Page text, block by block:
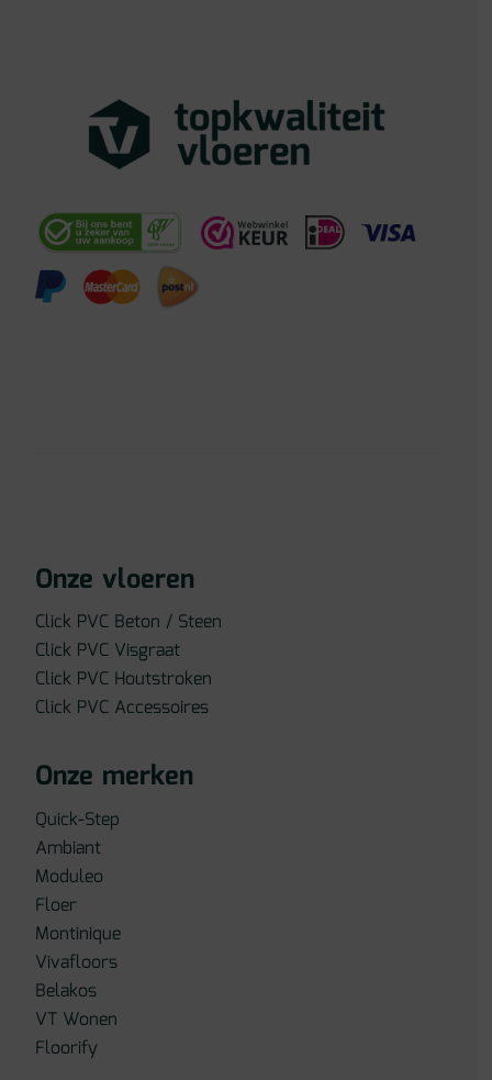
Onze vloeren
Click PVC Beton / Steen
Click PVC Visgraat
Click PVC Houtstroken
Click PVC Accessoires
Onze merken
Quick-Step
Ambiant
Moduleo
Floer
Montinique
Vivafloors
Belakos
VT Wonen
Floorify